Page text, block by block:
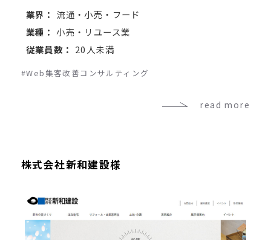
業界： 流通・小売・フード
業種： 小売・リユース業
従業員数： 20人未満
#Web集客改善コンサルティング
read more
株式会社新和建設様